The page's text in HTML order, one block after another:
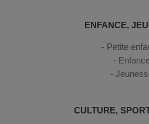
ENFANCE,
Petite
CULTURE,